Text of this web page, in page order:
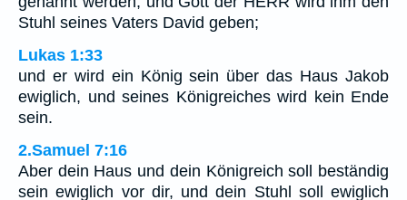
Stuhl seines Vaters David geben;
Lukas 1:33
und er wird ein König sein über das Haus Jakob
ewiglich, und seines Königreiches wird kein Ende
sein.
2.Samuel 7:16
Aber dein Haus und dein Königreich soll beständig
sein ewiglich vor dir, und dein Stuhl soll ewiglich